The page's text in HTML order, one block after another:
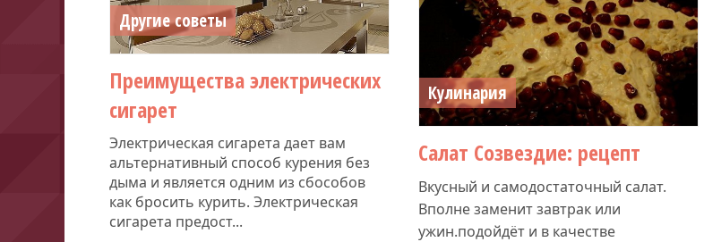
Другие советы
Преимущества электрических
сигарет
Электрическая сигарета дает вам
альтернативный способ курения без
дыма и является одним из сбособов
как бросить курить. Электрическая
сигарета предост...
Кулинария
Салат Созвездие: рецепт
Вкусный и самодостаточный салат.
Вполне заменит завтрак или
ужин.подойдёт и в качестве